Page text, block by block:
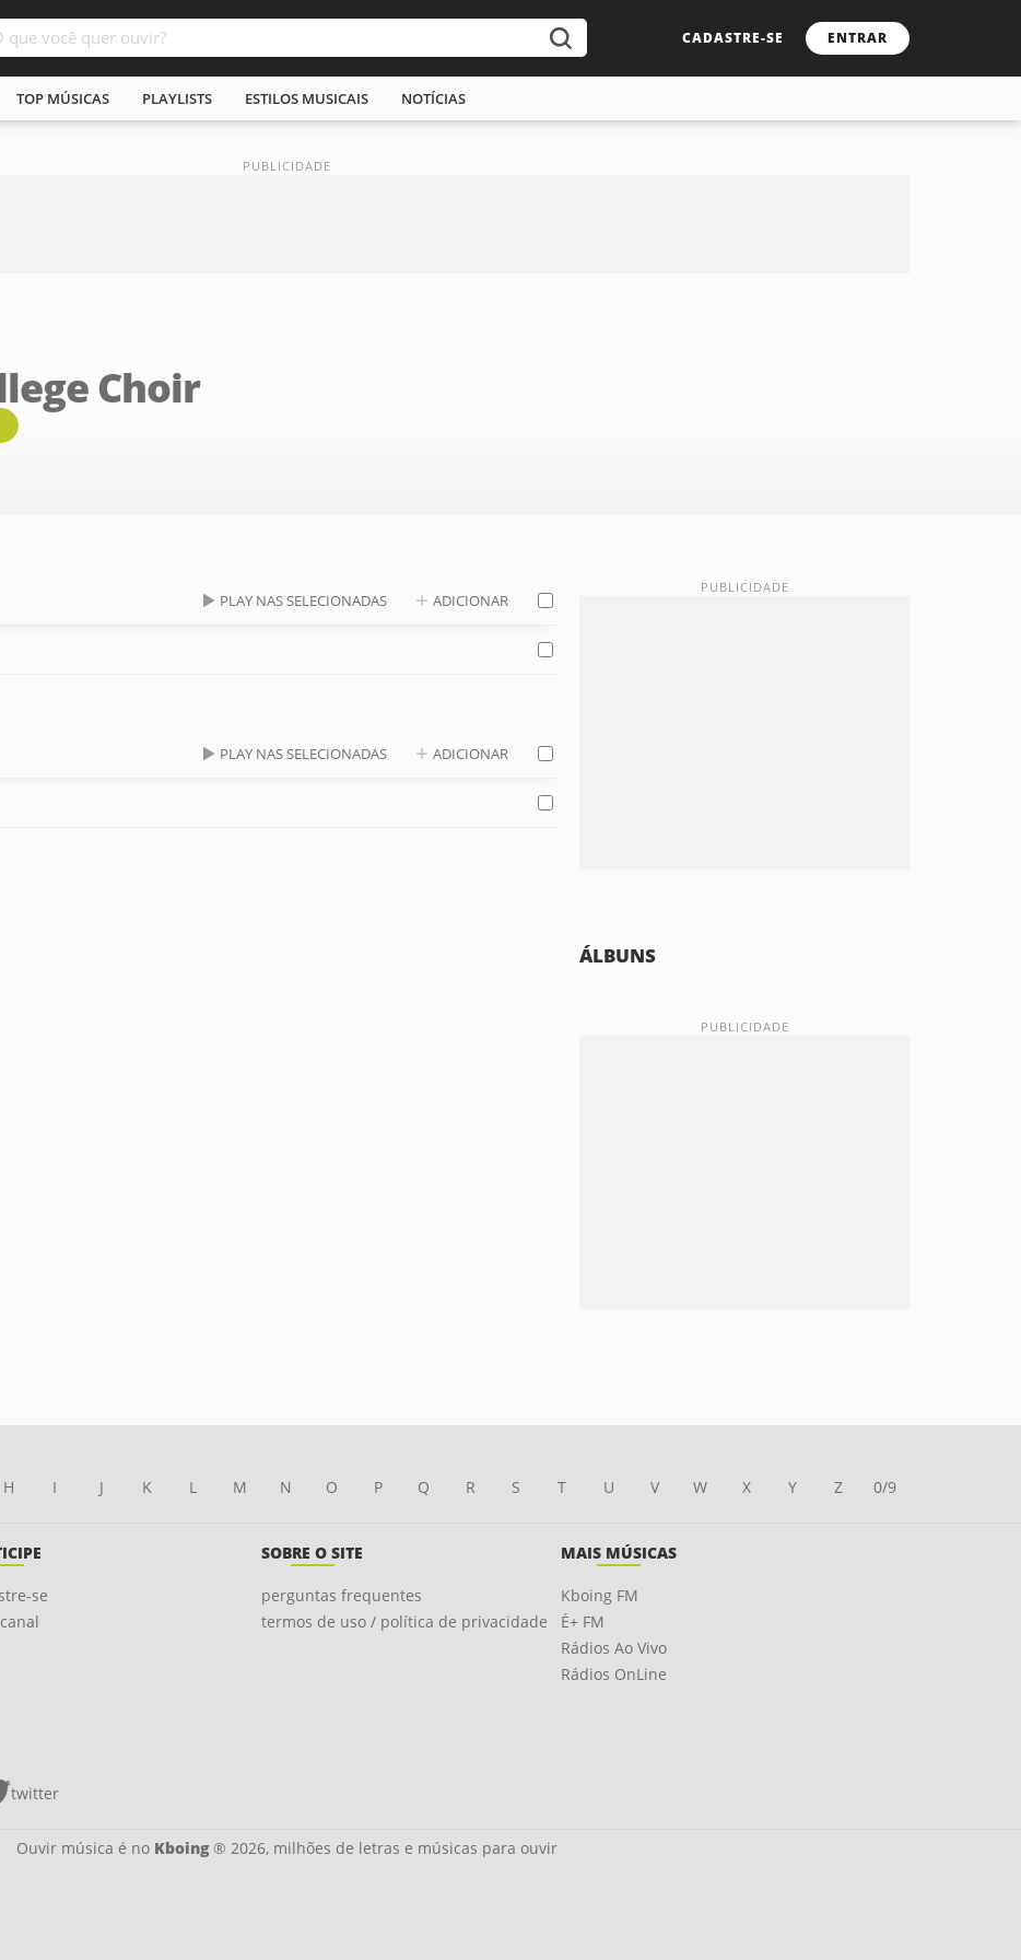
CADASTRE-SE ENTRAR
TOP MÚSICAS PLAYLISTS ESTILOS MUSICAIS NOTÍCIAS
Choir
PLAY NAS SELECIONADAS ADICIONAR
PLAY NAS SELECIONADAS ADICIONAR
ÁLBUNS
H I J K L M N O P Q R S T U V W X Y Z 0/9
se
SOBRE O SITE
perguntas frequentes
termos de uso / política de privacidade
MAIS MÚSICAS
Kboing FM
É+ FM
Rádios Ao Vivo
Rádios OnLine
twitter
Ouvir música é no Kboing® 2026, milhões de letras e músicas para ouvir